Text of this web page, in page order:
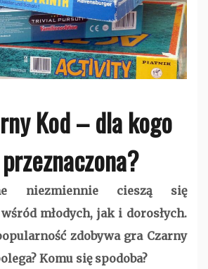
Kod – dla kogo
niezmiennie cieszą się
młodych, jak i dorosłych.
zdobywa gra Czarny
Komu się spodoba?